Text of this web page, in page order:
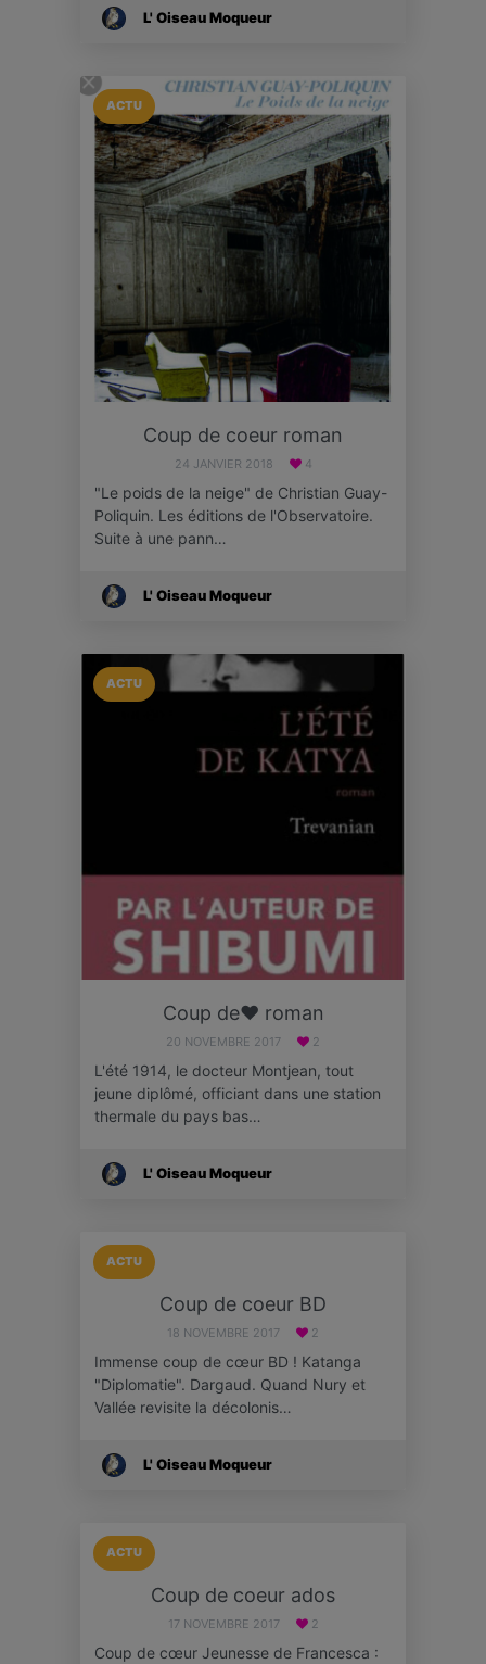
L' Oiseau Moqueur
ACTU
Coup de coeur roman
24 JANVIER 2018 4
"Le poids de la neige" de Christian Guay-
Poliquin. Les éditions de l'Observatoire.
Suite à une pann…
L' Oiseau Moqueur
ACTU
Coup de❤ roman
20 NOVEMBRE 2017 2
L'été 1914, le docteur Montjean, tout
jeune diplômé, officiant dans une station
thermale du pays bas…
L' Oiseau Moqueur
ACTU
Coup de coeur BD
18 NOVEMBRE 2017 2
Immense coup de cœur BD ! Katanga
"Diplomatie". Dargaud. Quand Nury et
Vallée revisite la décolonis…
L' Oiseau Moqueur
ACTU
Coup de coeur ados
17 NOVEMBRE 2017 2
Coup de cœur Jeunesse de Francesca :